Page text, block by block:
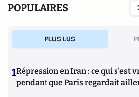
POPULAIRES
PLUS LUS
1Répression en Iran : ce qui s'est
pendant que Paris regardait